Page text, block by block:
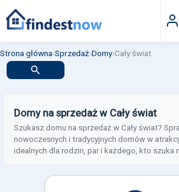
Strona główna›Sprzedaż›Domy›Cały świat
Domy na sprzedaż w Cały świat
Szukasz domu na sprzedaż w Cały świat?
nowoczesnych i tradycyjnych domów w
idealnych dla rodzin, par i każdego, kto szuka